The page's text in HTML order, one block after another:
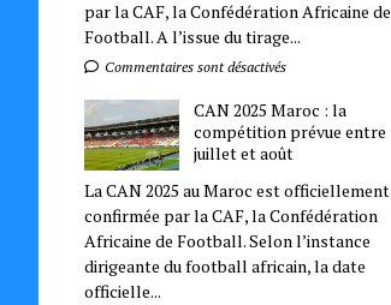
par la CAF, la Confédération Africaine de
Football. A l’issue du tirage...
Commentaires sont désactivés
CAN 2025 Maroc : la
compétition prévue entre
juillet et août
La CAN 2025 au Maroc est officiellement
confirmée par la CAF, la Confédération
Africaine de Football. Selon l’instance
dirigeante du football africain, la date
officielle...